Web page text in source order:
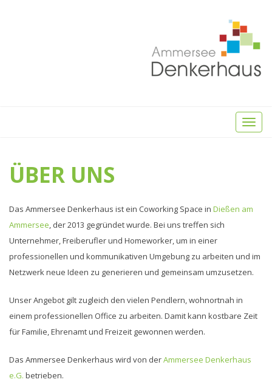
Toggle
ÜBER UNS
Das Ammersee Denkerhaus ist ein Coworking Space in Dießen am
Ammersee, der 2013 gegründet wurde. Bei uns treffen sich
Unternehmer, Freiberufler und Homeworker, um in einer
professionellen und kommunikativen Umgebung zu arbeiten und im
Netzwerk neue Ideen zu generieren und gemeinsam umzusetzen.
Unser Angebot gilt zugleich den vielen Pendlern, wohnortnah in
einem professionellen Office zu arbeiten. Damit kann kostbare Zeit
für Familie, Ehrenamt und Freizeit gewonnen werden.
Das Ammersee Denkerhaus wird von derAmmersee Denkerhaus
e.G. betrieben.